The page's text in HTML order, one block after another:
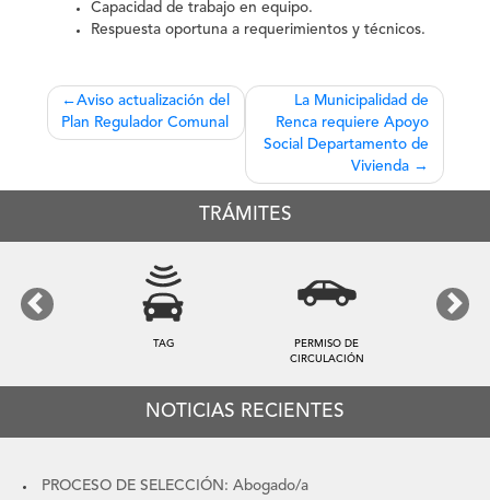
Capacidad de trabajo en equipo.
Respuesta oportuna a requerimientos y técnicos.
Navegación
de
Aviso actualización del
Plan Regulador Comunal
La Municipalidad de
Renca requiere Apoyo
Social Departamento de
Vivienda
TRÁMITES
TAG
PERMISO DE
CIRCULACIÓN
Previous Next
NOTICIAS RECIENTES
PROCESO DE SELECCIÓN: Abogado/a